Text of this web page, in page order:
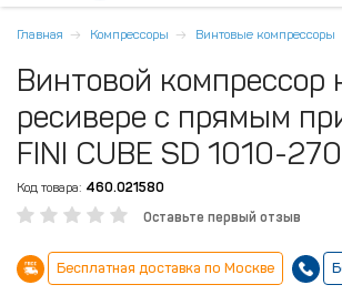
Главная Компрессоры Винтовые компрессоры
Винтовой компрессор
ресивере с прямым
FINI CUBE SD 1010-
Код товара: 460.021580
Оставьте первый отзыв
Бесплатная доставка по Москве